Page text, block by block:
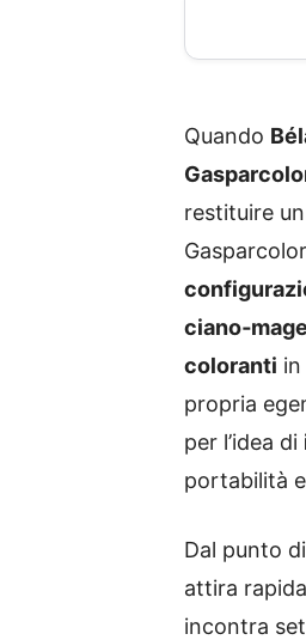
Quando
restituire
coloranti in
propria
per l’idea di
portabilità
Dal punto
attira
incontra